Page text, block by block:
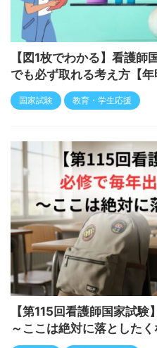
【図1枚でわかる】看護
でも必ず取れる考え方【年
国家試験 教育・学生応援
【第115回看護師国家試
～ここは絶対に落としたく